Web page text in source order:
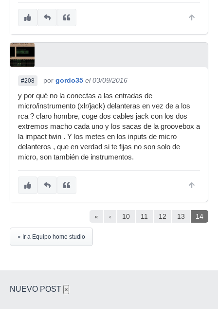
#208 por gordo35 el 03/09/2016
y por qué no la conectas a las entradas de
micro/instrumento (xlr/jack) delanteras en vez de a los
rca ? claro hombre, coge dos cables jack con los dos
extremos macho cada uno y los sacas de la groovebox a
la impact twin . Y los metes en los inputs de micro
delanteros , que en verdad si te fijas no son solo de
micro, son también de instrumentos.
« ‹ 10 11 12 13 14
« Ir a Equipo home studio
NUEVO POST ×